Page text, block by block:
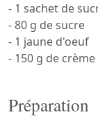
- 1 sachet de
- 80 g de sucre
- 1 jaune d'oeuf
- 150 g de
Préparation